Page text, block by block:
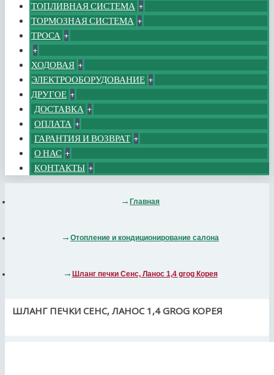
ТОПЛИВНАЯ СИСТЕМА +
ТОРМОЗНАЯ СИСТЕМА +
ТРОСА +
+
ХОДОВАЯ +
ЭЛЕКТРООБОРУДОВАНИЕ +
ДРУГОЕ +
ДОСТАВКА +
ОПЛАТА +
ГАРАНТИЯ И ВОЗВРАТ +
О НАС +
КОНТАКТЫ +
Главная
Отопление и кондиционирование салона
Шланг печки Сенс, Ланос 1,4 grog Корея
ШЛАНГ ПЕЧКИ СЕНС, ЛАНОС 1,4 GROG КОРЕЯ